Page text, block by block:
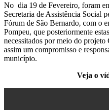
No dia 19 de Fevereiro, foram
Secretaria de Assistência Social
Fórum de São Bernardo, com o
Pompeu, que posteriormente
necessitados por meio do
assim um compromisso e
município.
Veja o